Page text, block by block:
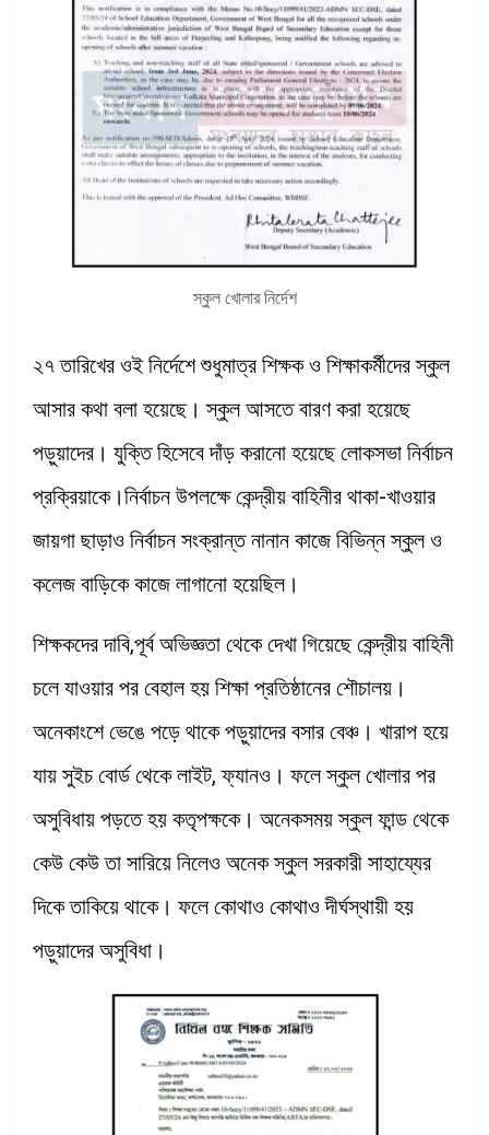
স্কুল খোলার নির্দেশ
২৭ তারিখের ওই নির্দেশে শুধুমাত্র শিক্ষক ও শিক্ষাকর্মীদের স্কুল
আসার কথা বলা হয়েছে। স্কুল আসতে বারণ করা হয়েছে
পড়ুয়াদের। যুক্তি হিসেবে দাঁড় করানো হয়েছে লোকসভা নির্বাচন
প্রক্রিয়াকে।নির্বাচন উপলক্ষে কেন্দ্রীয় বাহিনীর থাকা-খাওয়ার
জায়গা ছাড়াও নির্বাচন সংক্রান্ত নানান কাজে বিভিন্ন স্কুল ও
কলেজ বাড়িকে কাজে লাগানো হয়েছিল।
শিক্ষকদের দাবি,পূর্ব অভিজ্ঞতা থেকে দেখা গিয়েছে কেন্দ্রীয় বাহিনী
চলে যাওয়ার পর বেহাল হয় শিক্ষা প্রতিষ্ঠানের শৌচালয়।
অনেকাংশে ভেঙে পড়ে থাকে পড়ুয়াদের বসার বেঞ্চ। খারাপ হয়ে
যায় সুইচ বোর্ড থেকে লাইট, ফ্যানও। ফলে স্কুল খোলার পর
অসুবিধায় পড়তে হয় কতৃপক্ষকে। অনেকসময় স্কুল ফান্ড থেকে
কেউ কেউ তা সারিয়ে নিলেও অনেক স্কুল সরকারী সাহায্যের
দিকে তাকিয়ে থাকে। ফলে কোথাও কোথাও দীর্ঘস্থায়ী হয়
পড়ুয়াদের অসুবিধা।